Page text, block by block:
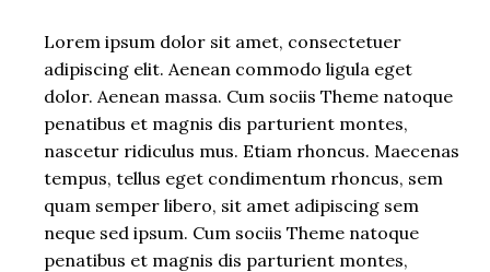
Lorem ipsum dolor sit amet, consectetuer
adipiscing elit. Aenean commodo ligula eget
dolor. Aenean massa. Cum sociis Theme natoque
penatibus et magnis dis parturient montes,
nascetur ridiculus mus. Etiam rhoncus. Maecenas
tempus, tellus eget condimentum rhoncus, sem
quam semper libero, sit amet adipiscing sem
neque sed ipsum. Cum sociis Theme natoque
penatibus et magnis dis parturient montes,